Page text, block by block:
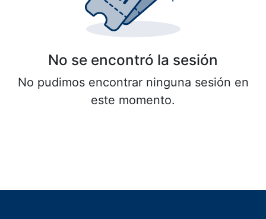
No se encontró la sesión
No pudimos encontrar ninguna sesión en
este momento.